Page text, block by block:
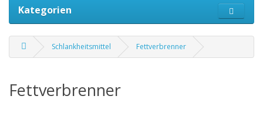
Kategorien
Schlankheitsmittel Fettverbrenner
Fettverbrenner